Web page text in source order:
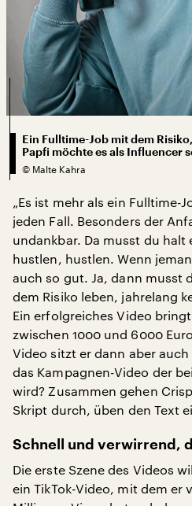
Ein Fulltime-Job mit dem
Papfi möchte es als Influencer
© Malte Kahra
„Es ist mehr als ein Fulltime-
jeden Fall. Besonders der
undankbar. Da musst du halt
hustlen, hustlen. Wenn
auch so gut. Ja, dann musst
dem Risiko leben, jahrelang
Ein erfolgreiches Video
zwischen 1000 und 6000
Video sitzt er dann aber
das Kampagnen-Video der
wird? Zusammen gehen
Skript durch, üben den Text
Schnell und verwirrend,
Die erste Szene des Videos
ein TikTok-Video, mit dem er